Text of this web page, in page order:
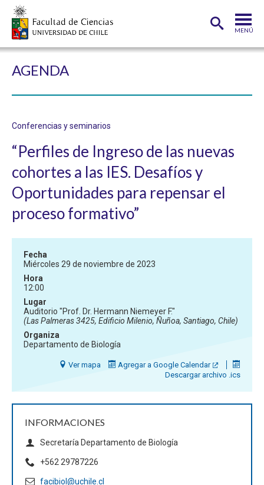
MENÚ
POSTGRADOS
ADMISIÓN
FUNCIONARIOS
AGENDA
Conferencias y seminarios
“Perfiles de Ingreso de las nuevas
cohortes a las IES. Desafíos y
Oportunidades para repensar el
proceso formativo”
INFORMACIONES
Secretaría Departamento de Biología
+562 29787226
facibiol@uchile.cl
Fecha
Miércoles 29 de noviembre de 2023
Hora
12:00
Lugar
Auditorio "Prof. Dr. Hermann Niemeyer F."
(Las Palmeras 3425, Edificio Milenio, Ñuñoa, Santiago, Chile)
Organiza
Departamento de Biología
Ver mapa
Agregar a Google Calendar
Descargar archivo .ics